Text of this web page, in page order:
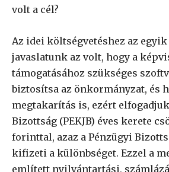
volt a cél?
Az idei költségvetéshez az
javaslatunk az volt, hogy a
támogatásához szükséges
biztosítsa az önkormányzat, és
megtakarítás is, ezért
Bizottság (PEKJB) éves kerete
forinttal, azaz a Pénzügyi
kifizeti a különbséget. Ezzel a
említett nyilvántartási,